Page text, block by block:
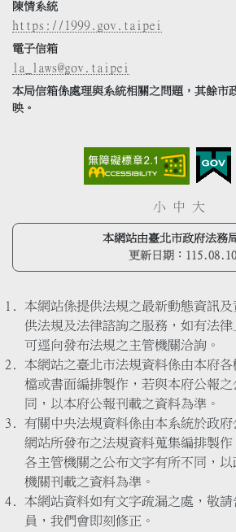
陳情系統
https://1999.gov.taipei
電子信箱
la_laws@gov.taipei
本局信箱係處理與系統相關之問題，其餘市
映。
小 中 大
本網站由臺北市政府法務
更新日期： 115.08.10
本網站係提供法規之最新動態資訊
供法規及法律諮詢之服務，如有法
可逕向發布法規之主管機關洽詢。
本網站之臺北市法規資料係由本府
檔或書面編排製作，若與本府公報
同，以本府公報刊載之資料為準。
有關中央法規資料係由本系統於政
網站所發布之法規資料蒐集編排製
各主管機關之公布文字有所不同，
機關刊載之資料為準。
本網站資料如有文字疏漏之處，敬請
員，我們會即刻修正。